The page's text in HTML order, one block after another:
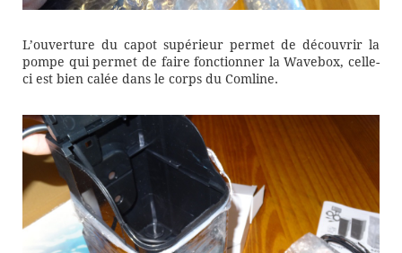
L’ouverture du capot supérieur permet de découvrir la
pompe qui permet de faire fonctionner la Wavebox, celle-
ci est bien calée dans le corps du Comline.